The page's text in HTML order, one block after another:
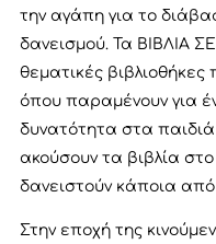
την αγάπη για το
δανεισμού. Τα ΒΙΒΛΙΑ
θεματικές
όπου παραμένουν για
δυνατότητα στα
ακούσουν τα βιβλία
δανειστούν κάποια
Στην εποχή της